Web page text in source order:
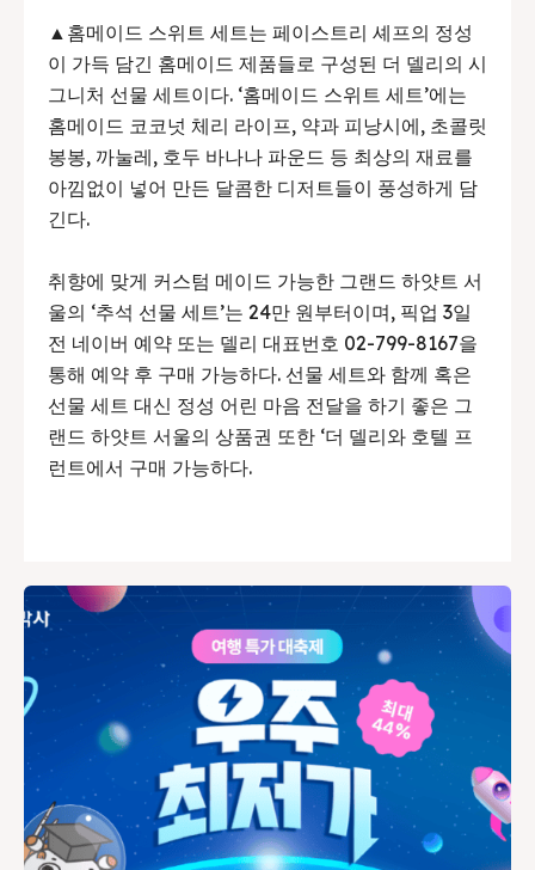
▲홈메이드 스위트 세트는 페이스트리 셰프의 정성
이 가득 담긴 홈메이드 제품들로 구성된 더 델리의 시
그니처 선물 세트이다. ‘홈메이드 스위트 세트’에는
홈메이드 코코넛 체리 라이프, 약과 피낭시에, 초콜릿
봉봉, 까눌레, 호두 바나나 파운드 등 최상의 재료를
아낌없이 넣어 만든 달콤한 디저트들이 풍성하게 담
긴다.
취향에 맞게 커스텀 메이드 가능한 그랜드 하얏트 서
울의 ‘추석 선물 세트’는 24만 원부터이며, 픽업 3일
전 네이버 예약 또는 델리 대표번호 02-799-8167을
통해 예약 후 구매 가능하다. 선물 세트와 함께 혹은
선물 세트 대신 정성 어린 마음 전달을 하기 좋은 그
랜드 하얏트 서울의 상품권 또한 ‘더 델리와 호텔 프
런트에서 구매 가능하다.